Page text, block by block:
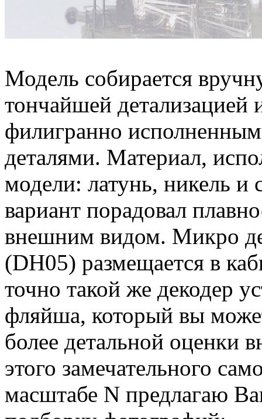
Модель собирается
тончайшей
филигранно
деталями. Материал,
модели: латунь, никель
вариант порадовал
внешним видом. Микро
(DH05) размещается в
точно такой же декодер
фляйша, который вы
более детальной оценки
этого замечательного
масштабе N предлагаю